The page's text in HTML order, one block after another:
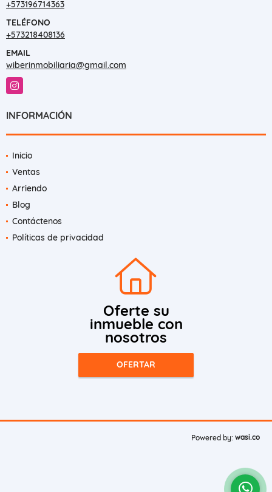
+573196714363
TELÉFONO
+573218408136
EMAIL
wiberinmobiliaria@gmail.com
Instagram
INFORMACIÓN
Inicio
Ventas
Arriendo
Blog
Contáctenos
Políticas de privacidad
Oferte su
inmueble con
nosotros
OFERTAR
Powered by: wasi.co